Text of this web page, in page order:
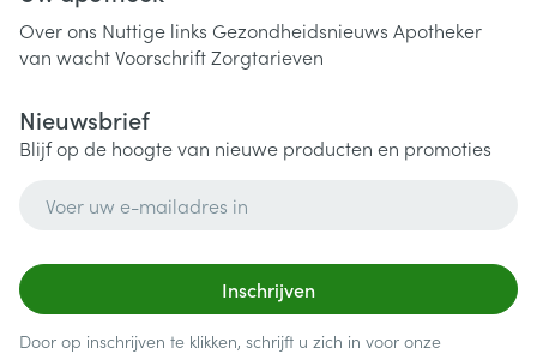
Over ons Nuttige links Gezondheidsnieuws Apotheker
van wachtVoorschriftZorgtarieven
Nieuwsbrief
Blijf op de hoogte van nieuwe producten en promoties
Inschrijven
Door op inschrijven te klikken, schrijft u zich in voor onze